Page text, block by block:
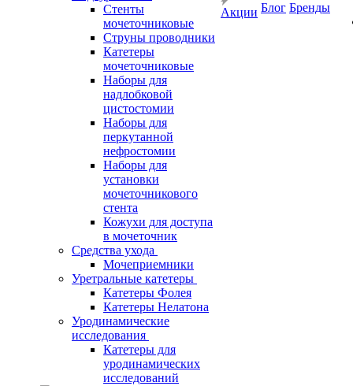
Стенты
мочеточниковые
Струны проводники
Катетеры
мочеточниковые
Наборы для
надлобковой
цистостомии
Наборы для
перкутанной
нефростомии
Наборы для
установки
мочеточникового
стента
Кожухи для доступа
в мочеточник
Средства ухода
Мочеприемники
Уретральные катетеры
Катетеры Фолея
Катетеры Нелатона
Уродинамические
исследования
Катетеры для
уродинамических
исследований
Акции Блог Бренды